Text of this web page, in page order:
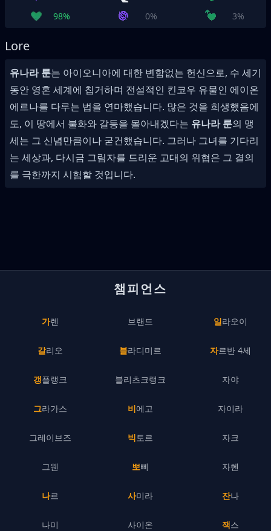
98%
0% 3%
Lore
유나라 룬는 아이오니아에 대한 변함없는 헌신으로, 수 세기
동안 영혼 세계에 칩거하며 전설적인 킨코우 유물인 에이온
에르나를 다루는 법을 연마했습니다. 많은 것을 희생했음에
도, 이 땅에서 불화와 갈등을 몰아내겠다는 유나라 룬의 맹
세는 그 신념만큼이나 굳건했습니다. 그러나 그녀를 기다리
는 세상과, 다시금 그림자를 드리운 고대의 위협은 그 결의
를 극한까지 시험할 것입니다.
챔피언스
가렌
갈리오
갱플랭크
그라가스
그레이브즈
그웬
나르
나미
브랜드
블라디미르
블리츠크랭크
비에고
빅토르
뽀삐
사미라
사이온
일라오이
자르반 4세
자야
자이라
자크
자헨
잔나
잭스